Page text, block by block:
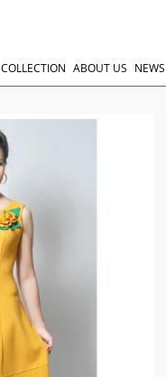
COLLECTION ABOUT US NEWS